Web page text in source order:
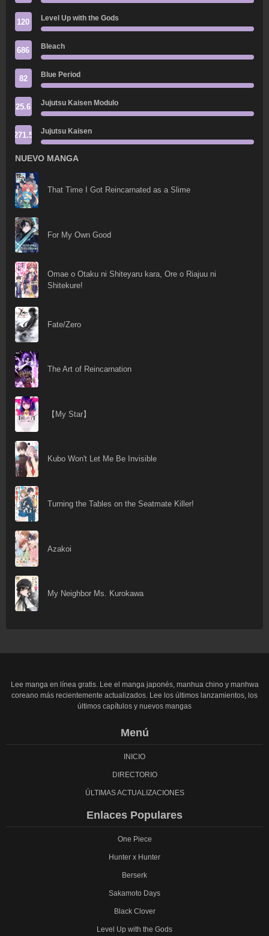
120 Level Up with the Gods
686 Bleach
82 Blue Period
25.6 Jujutsu Kaisen Modulo
271.5 Jujutsu Kaisen
NUEVO MANGA
That Time I Got Reincarnated as a Slime
For My Own Good
Omae o Otaku ni Shiteyaru kara, Ore o Riajuu ni
Shitekure!
Fate/Zero
The Art of Reincarnation
【My Star】
Kubo Won't Let Me Be Invisible
Turning the Tables on the Seatmate Killer!
Azakoi
My Neighbor Ms. Kurokawa
Lee manga en línea gratis. Lee el manga japonés, manhua chino y manhwa
coreano más recientemente actualizados. Lee los últimos lanzamientos, los
últimos capítulos y nuevos mangas
Menú
INICIO
DIRECTORIO
ÚLTIMAS ACTUALIZACIONES
Enlaces Populares
One Piece
Hunter x Hunter
Berserk
Sakamoto Days
Black Clover
Level Up with the Gods